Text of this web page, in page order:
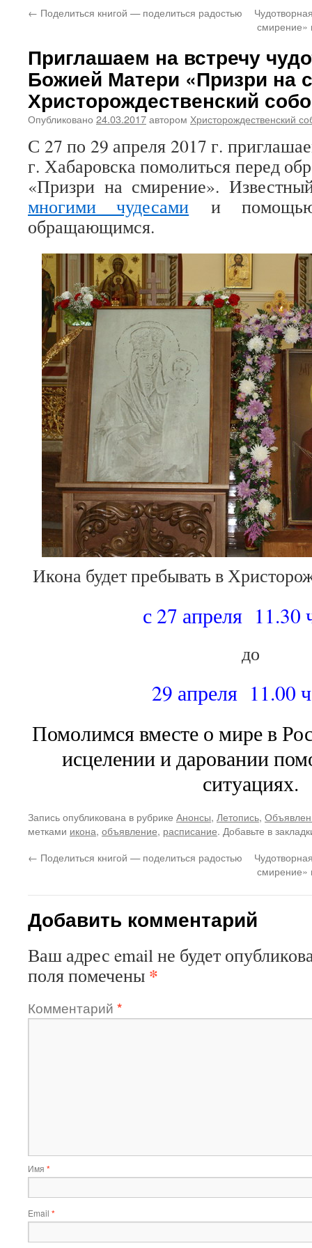
← Поделиться книгой — поделиться радостью
смирение»
Приглашаем на встречу
Божией Матери «Призри на
Христорождественский
Опубликовано 24.03.2017автором Христорождественский
С 27 по 29 апреля 2017 г.
г. Хабаровска помолиться перед
«Призри на смирение».
многими чудесами и
обращающимся.
Икона будет пребывать в
с 27 апреля 11.30
до
29 апреля 11.00
Помолимся вместе о мире в
исцелении и даровании
ситуациях.
Запись опубликована в рубрике Анонсы, Летопись,
метками икона, объявление, расписание. Добавьте в
← Поделиться книгой — поделиться радостью
смирение»
Добавить комментарий
Ваш адрес email не будет
поля помечены *
Комментарий *
Имя *
Email *